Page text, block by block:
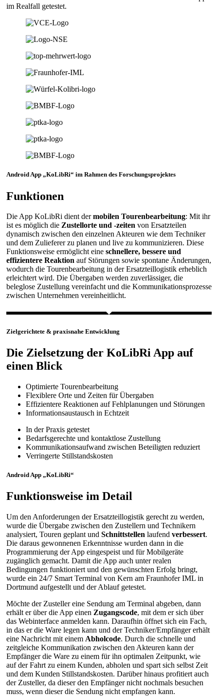
im Realfall getestet.
Android App „KoLibRi“ im Rahmen des Forschungsprojektes
Funktionen
Die App KoLibRi dient dermobilen Tourenbearbeitung: Mit ihr
ist es möglich die Zustellorte und -zeiten von Ersatzteilen
dynamisch zwischen den einzelnen Akteuren wie dem Techniker
und dem Zulieferer zu planen und live zu kommunizieren. Diese
Funktionsweise ermöglicht eine schnellere, bessere und
effizientere Reaktion auf Störungen sowie spontane Änderungen,
wodurch die Tourenbearbeitung in der Ersatzteillogistik erheblich
erleichtert wird. Die Übergaben werden zuverlässiger, die
beleglose Zustellung vereinfacht und die Kommunikationsprozesse
zwischen Unternehmen vereinheitlicht.
Zielgerichtete & praxisnahe Entwicklung
Die Zielsetzung der KoLibRi App auf
einen Blick
Optimierte Tourenbearbeitung
Flexiblere Orte und Zeiten für Übergaben
Effizientere Reaktionen auf Fehlplanungen und Störungen
Informationsaustausch in Echtzeit
In der Praxis getestet
Bedarfsgerechte und kontaktlose Zustellung
Kommunikationsaufwand zwischen Beteiligten reduziert
Verringerte Stillstandskosten
Android App „KoLibRi“
Funktionsweise im Detail
Um den Anforderungen der Ersatzteillogistik gerecht zu werden,
wurde die Übergabe zwischen den Zustellern und Technikern
analysiert, Touren geplant und Schnittstellen laufend verbessert.
Die daraus gewonnenen Erkenntnisse wurden dann in die
Programmierung der App eingespeist und für Mobilgeräte
zugänglich gemacht. Damit die App auch unter realen
Bedingungen funktioniert und den gewünschten Erfolg bringt,
wurde ein 24/7 Smart Terminal von Kern am Fraunhofer IML in
Dortmund aufgestellt und der Ablauf getestet.
Möchte der Zusteller eine Sendung am Terminal abgeben, dann
erhält er über die App einen Zugangscode, mit dem er sich über
das Webinterface anmelden kann. Daraufhin öffnet sich ein Fach,
in das er die Ware legen kann und der Techniker/Empfänger erhält
eine Nachricht mit einem Abholcode. Durch die schnelle und
zeitgleiche Kommunikation zwischen den Akteuren kann der
Empfänger die Ware zu einem für ihn optimalen Zeitpunkt, wie
auf der Fahrt zu einem Kunden, abholen und spart sich selbst Zeit
und dem Kunden Stillstandskosten. Darüber hinaus profitiert auch
der Zusteller, da dieser den Empfänger nicht nochmals besuchen
muss, wenn dieser die Sendung nicht empfangen kann.